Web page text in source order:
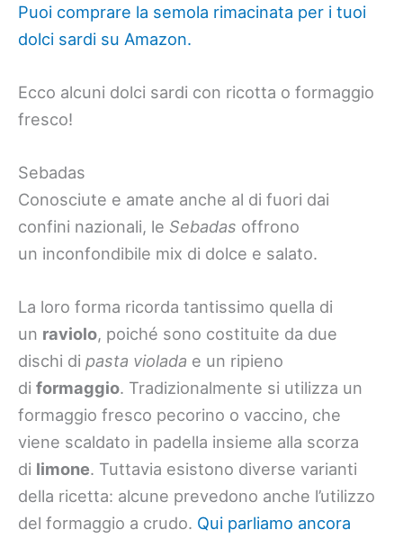
Puoi comprare la semola rimacinata per i tuoi
dolci sardi su Amazon.
Ecco alcuni dolci sardi con ricotta o formaggio
fresco!
Sebadas
Conosciute e amate anche al di fuori dai
confini nazionali, le Sebadas offrono
un inconfondibile mix di dolce e salato.
La loro forma ricorda tantissimo quella di
un raviolo, poiché sono costituite da due
dischi di pasta violada e un ripieno
di formaggio. Tradizionalmente si utilizza un
formaggio fresco pecorino o vaccino, che
viene scaldato in padella insieme alla scorza
di limone. Tuttavia esistono diverse varianti
della ricetta: alcune prevedono anche l’utilizzo
del formaggio a crudo. Qui parliamo ancora